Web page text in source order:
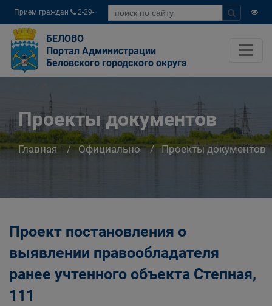
Прием граждан
2-29-
04
БЕЛОВО
Портал Администрации
Беловского городского округа
Проекты документов
Главная Официально Проекты документов
Проект постановления о
выявлении правообладателя
ранее учтенного объекта Степная,
111